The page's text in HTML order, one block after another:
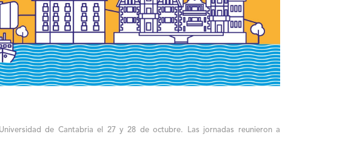
de Cantabria el 27 y 28 de octubre. Las jornadas reunieron a